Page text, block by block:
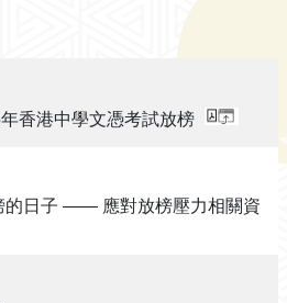
香港中學文憑考試放榜
的日子 —— 應對放榜壓力相關資